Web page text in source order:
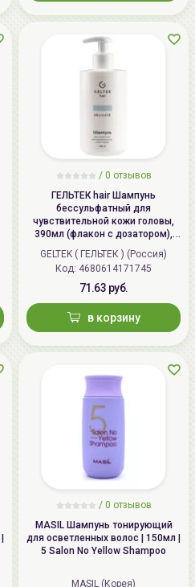
/ 0 отзывов
ГЕЛЬТЕК hair Шампунь
бессульфатный для
чувствительной кожи головы,
390мл (флакон с дозатором),
GELTEK ( ГЕЛЬТЕК ) (Россия)
Код: 4680614171745
71.63 руб.
в корзину
/ 0 отзывов
MASIL Шампунь тонирующий
для осветленных волос | 150мл |
5 Salon No Yellow Shampoo
MASIL (Корея)